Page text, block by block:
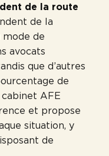
de la route
de la
de
avocats
que d’autres
de
AFE
et propose
situation, y
de